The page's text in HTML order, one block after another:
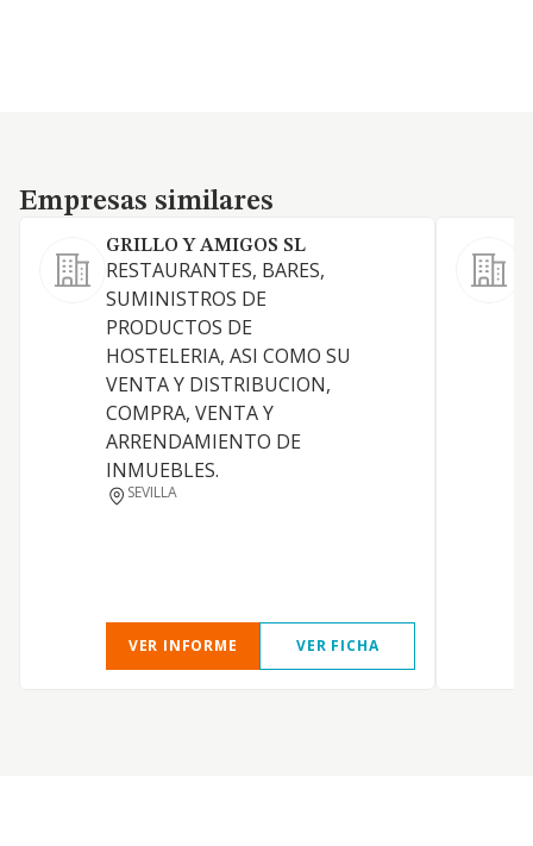
Empresas similares
Empresas similares
GRILLO Y AMIGOS SL
RESTAURANTES, BARES,
SUMINISTROS DE
PRODUCTOS DE
HOSTELERIA, ASI COMO SU
VENTA Y DISTRIBUCION,
COMPRA, VENTA Y
ARRENDAMIENTO DE
INMUEBLES.
SEVILLA
VER INFORME VER FICHA